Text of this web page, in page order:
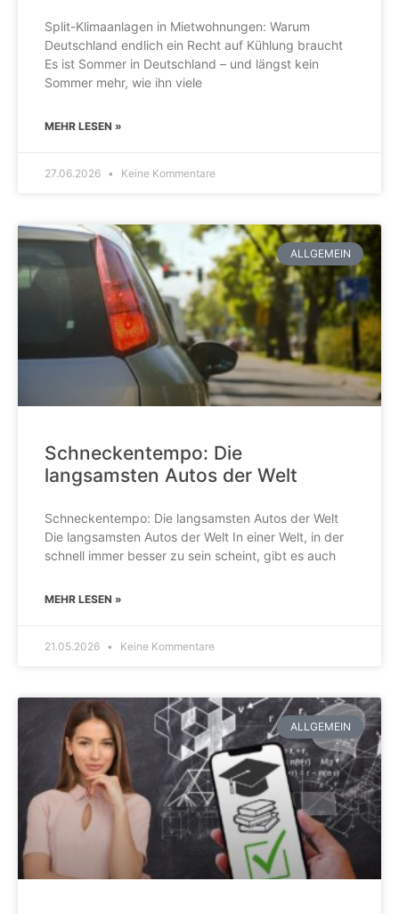
Split-Klimaanlagen in Mietwohnungen: Warum
Deutschland endlich ein Recht auf Kühlung braucht
Es ist Sommer in Deutschland – und längst kein
Sommer mehr, wie ihn viele
MEHR LESEN »
27.06.2026 Keine Kommentare
ALLGEMEIN
Schneckentempo: Die
langsamsten Autos der Welt
Schneckentempo: Die langsamsten Autos der Welt
Die langsamsten Autos der Welt In einer Welt, in der
schnell immer besser zu sein scheint, gibt es auch
MEHR LESEN »
21.05.2026 Keine Kommentare
ALLGEMEIN